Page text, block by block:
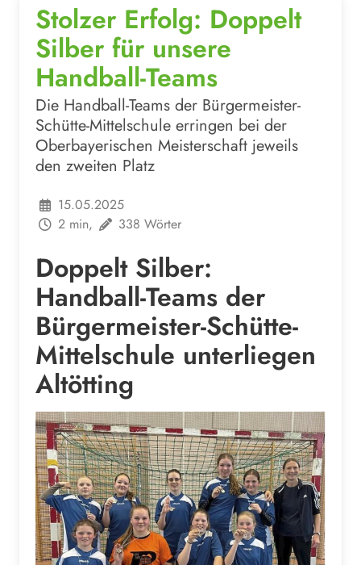
Stolzer Erfolg: Doppelt
Silber für unsere
Handball-Teams
Die Handball-Teams der Bürgermeister-
Schütte-Mittelschule erringen bei der
Oberbayerischen Meisterschaft jeweils
den zweiten Platz
15.05.2025
2 min,
338 Wörter
Doppelt Silber:
Handball-Teams der
Bürgermeister-Schütte-
Mittelschule unterliegen
Altötting